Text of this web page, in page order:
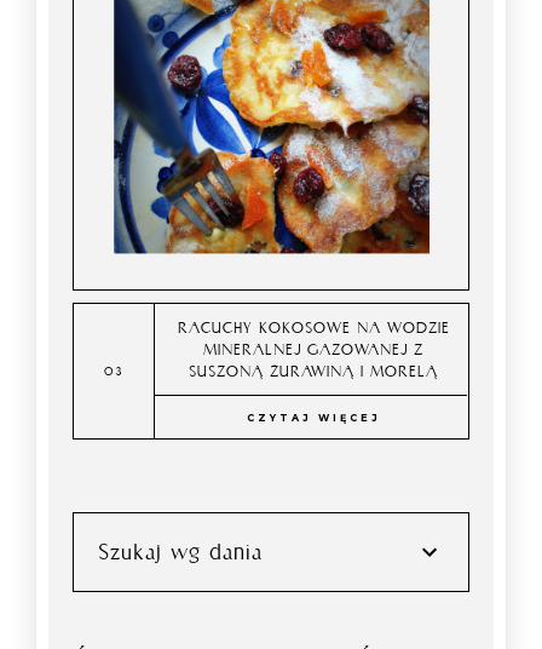
RACUCHY KOKOSOWE NA WODZIE
MINERALNEJ GAZOWANEJ Z
SUSZONĄ ŻURAWINĄ I MORELĄ
CZYTAJ WIĘCEJ
Szukaj wg dania